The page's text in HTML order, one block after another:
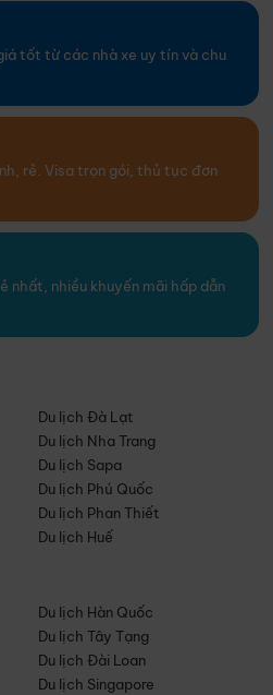
tốt từ các nhà xe uy tín và chu
rẻ. Visa trọn gói, thủ tục đơn
nhất, nhiều khuyến mãi hấp dẫn
Du lịch Đà Lạt
Du lịch Nha Trang
Du lịch Sapa
Du lịch Phú Quốc
Du lịch Phan Thiết
Du lịch Huế
Du lịch Hàn Quốc
Du lịch Tây Tạng
Du lịch Đài Loan
Du lịch Singapore